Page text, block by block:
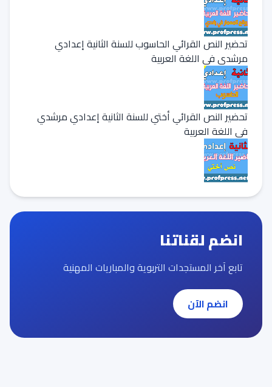
تحضير النص القرائي الحاسوب للسنة الثانية إعدادي
مرشدي في اللغة العربية
تحضير النص القرائي أختي للسنة الثانية إعدادي مرشدي
في اللغة العربية
انضم لقناتنا
تابع آخر المستجدات التربوية والمباريات المهنية
انضم الآن